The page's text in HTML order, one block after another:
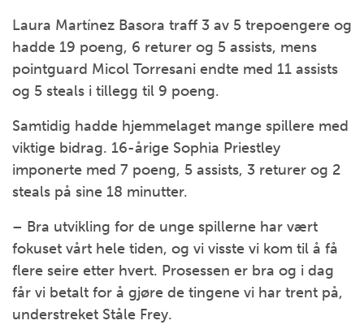
Laura Martínez Basora traff 3 av 5 trepoengere og
hadde 19 poeng, 6 returer og 5 assists, mens
pointguard Micol Torresani endte med 11 assists
og 5 steals i tillegg til 9 poeng.
Samtidig hadde hjemmelaget mange spillere med
viktige bidrag. 16-årige Sophia Priestley
imponerte med 7 poeng, 5 assists, 3 returer og 2
steals på sine 18 minutter.
– Bra utvikling for de unge spillerne har vært
fokuset vårt hele tiden, og vi visste vi kom til å få
flere seire etter hvert. Prosessen er bra og i dag
får vi betalt for å gjøre de tingene vi har trent på,
understreket Ståle Frey.